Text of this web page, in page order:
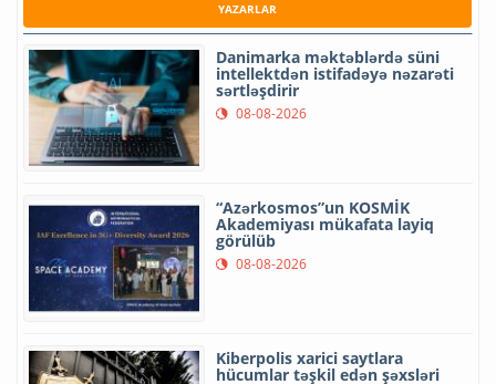
YAZARLAR
Danimarka məktəblərdə süni
intellektdən istifadəyə nəzarəti
sərtləşdirir
08-08-2026
“Azərkosmos”un KOSMİK
Akademiyası mükafata layiq
görülüb
08-08-2026
Kiberpolis xarici saytlara
hücumlar təşkil edən şəxsləri